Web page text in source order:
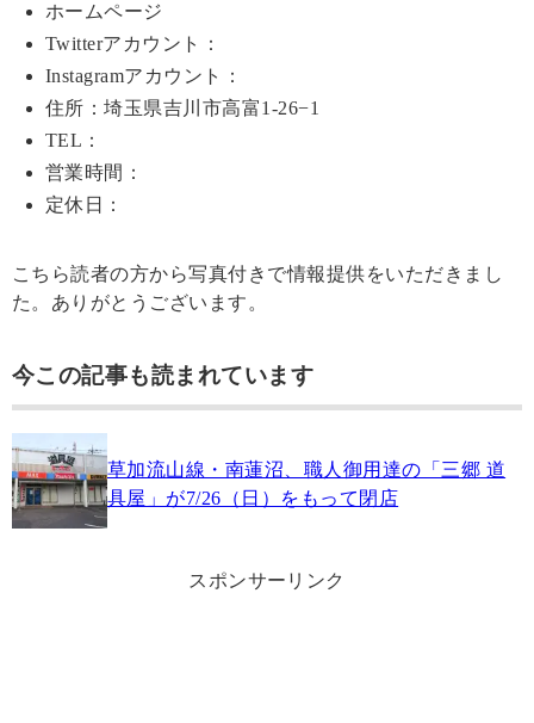
ホームページ
Twitterアカウント：
Instagramアカウント：
住所：埼玉県吉川市高富1-26−1
TEL：
営業時間：
定休日：
こちら読者の方から写真付きで情報提供をいただきまし
た。ありがとうございます。
今この記事も読まれています
草加流山線・南蓮沼、職人御用達の「三郷 道
具屋」が7/26（日）をもって閉店
スポンサーリンク